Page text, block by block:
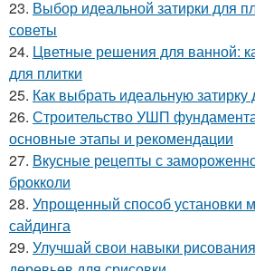
23. Выбор идеальной затирки для
советы
24. Цветные решения для ванной:
для плитки
25. Как выбрать идеальную
26. Строительство УШП
основные этапы и рекомендации
27. Вкусные рецепты с
брокколи
28. Упрощенный способ установки
сайдинга
29. Улучшай свои навыки